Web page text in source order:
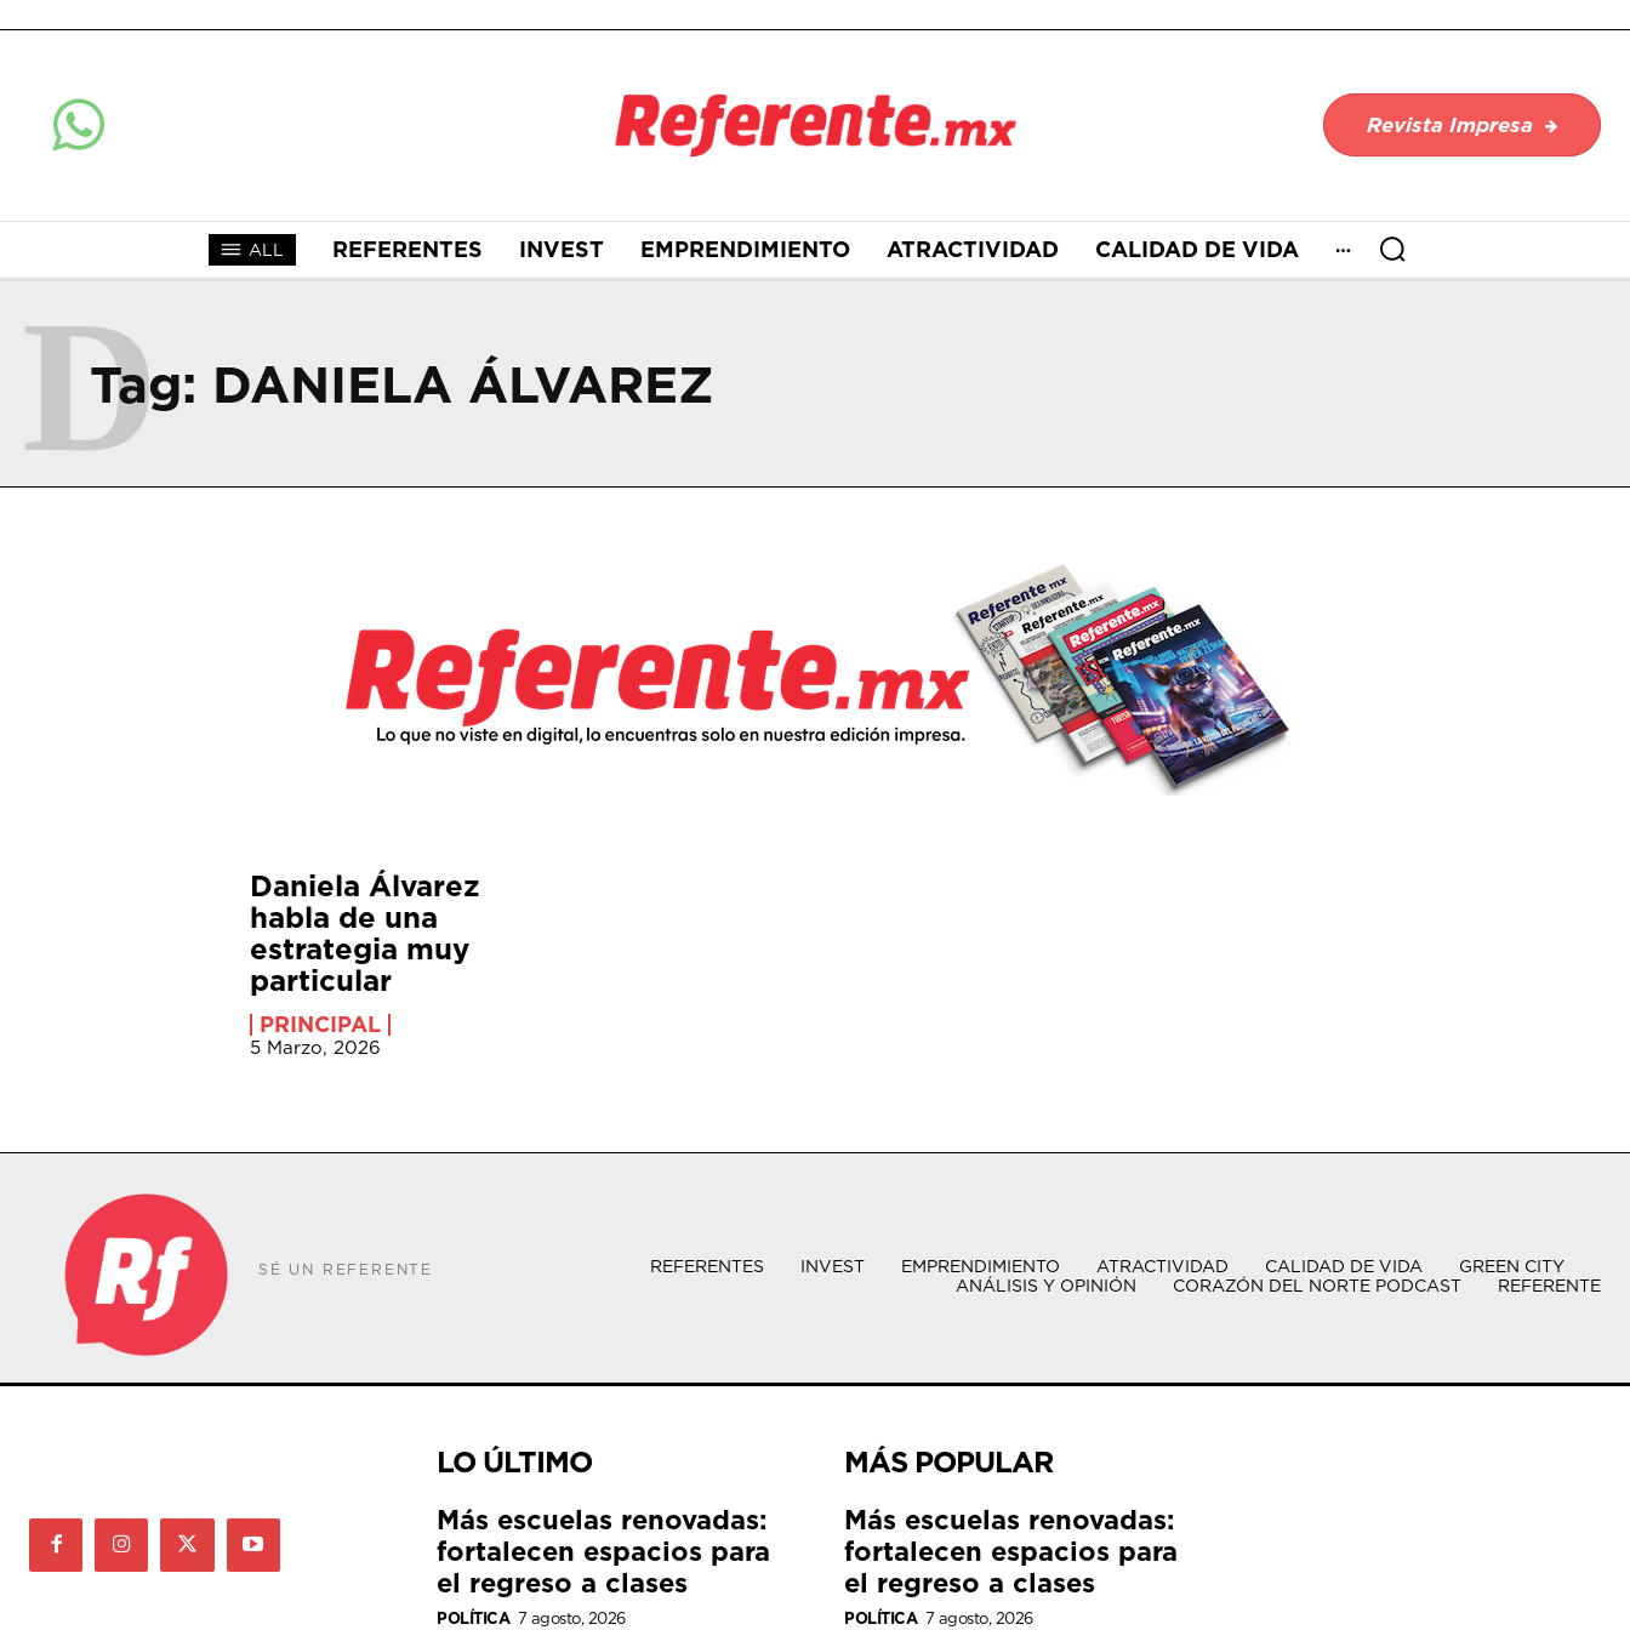
Revista Impresa
ALL REFERENTES INVEST EMPRENDIMIENTO ATRACTIVIDAD CALIDAD DE VIDA
Tag: DANIELA ÁLVAREZ
D
Daniela Álvarez
habla de una
estrategia muy
particular
PRINCIPAL
5 Marzo, 2026
SÉ UN REFERENTE REFERENTES INVEST EMPRENDIMIENTO ATRACTIVIDAD CALIDAD DE VIDA
GREEN CITY
ANÁLISIS Y OPINIÓN
CORAZÓN DEL NORTE PODCAST REFERENTE
LO ÚLTIMO
Más escuelas renovadas:
fortalecen espacios para
el regreso a clases
POLÍTICA 7 agosto, 2026
MÁS POPULAR
Más escuelas renovadas:
fortalecen espacios para
el regreso a clases
POLÍTICA 7 agosto, 2026